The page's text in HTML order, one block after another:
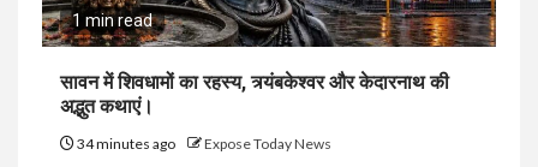
1 min read
सावन में शिवधामों का रहस्य, त्र्यंबकेश्वर और केदारनाथ की
अद्भुत कथाएं।
34 minutes ago Expose Today News